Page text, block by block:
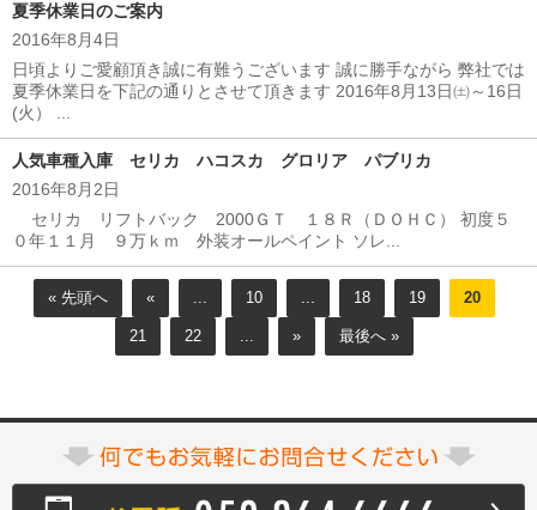
夏季休業日のご案内
2016年8月4日
日頃よりご愛顧頂き誠に有難うございます 誠に勝手ながら 弊社では
夏季休業日を下記の通りとさせて頂きます 2016年8月13日㈯～16日
(火） ...
人気車種入庫 セリカ ハコスカ グロリア パブリカ
2016年8月2日
セリカ リフトバック 2000ＧＴ １８Ｒ（ＤＯＨＣ） 初度５
０年１１月 ９万ｋｍ 外装オールペイント ソレ...
« 先頭へ « ... 10 ... 18 19 20
21 22 ... » 最後へ »